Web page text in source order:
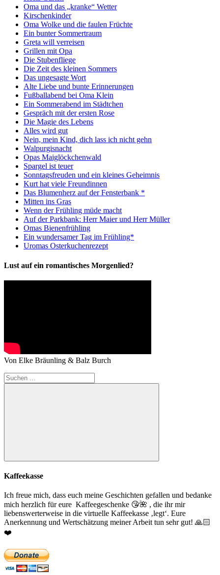
Oma und das „kranke“ Wetter
Kirschenkinder
Oma Wolke und die faulen Früchte
Ein bunter Sommertraum
Greta will verreisen
Grillen mit Opa
Die Stubenfliege
Die Zeit des kleinen Sommers
Das ungesagte Wort
Alte Liebe und bunte Erinnerungen
Fußballabend bei Oma Klein
Ein Sommerabend im Städtchen
Gespräch mit der ersten Rose
Die Magie des Lebens
Alles wird gut
Nein, mein Kind, dich lass ich nicht gehn
Walpurgisnacht
Opas Maiglöckchenwald
Spargel ist teuer
Sonntagsfreuden und ein kleines Geheimnis
Kurt hat viele Freundinnen
Das Blumenherz auf der Fensterbank *
Mitten ins Gras
Wenn der Frühling müde macht
Auf der Parkbank: Herr Maier und Herr Müller
Omas Bienenfrühling
Ein wundersamer Tag im Frühling*
Uromas Osterkuchenrezept
Lust auf ein romantisches Morgenlied?
Von Elke Bräunling & Balz Burch
Suchen
nach:
Suchen
Kaffeekasse
Ich freue mich, dass euch meine Geschichten gefallen und bedanke
mich herzlich für eure Kaffeegeschenke 😘🌺 , die ihr mir
liebenswerterweise in die virtuelle Kaffeekasse ‚legt‘. Eure
Anerkennung und Wertschätzung meiner Arbeit tun sehr gut! 🙏🏻
❤️